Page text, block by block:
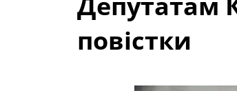
повістки